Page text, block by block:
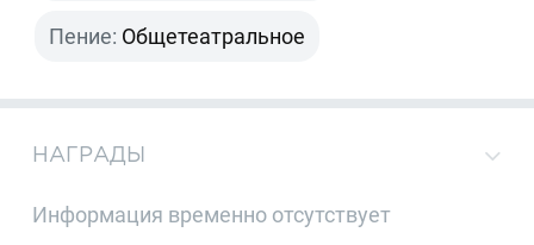
Пение: Общетеатральное
НАГРАДЫ
Информация временно отсутствует